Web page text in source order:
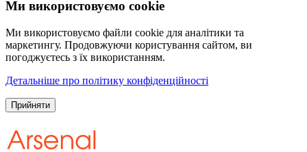
Ми використовуємо cookie
Ми використовуємо файли cookie для аналітики та
маркетингу. Продовжуючи користування сайтом, ви
погоджуєтесь з їх використанням.
Детальніше про політику конфіденційності
Прийняти